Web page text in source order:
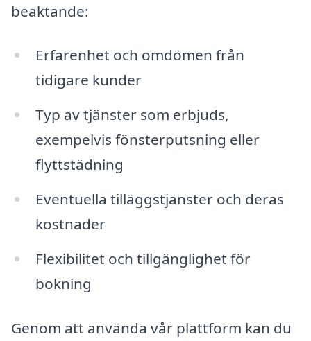
beaktande:
Erfarenhet och omdömen från
tidigare kunder
Typ av tjänster som erbjuds,
exempelvis fönsterputsning eller
flyttstädning
Eventuella tilläggstjänster och deras
kostnader
Flexibilitet och tillgänglighet för
bokning
Genom att använda vår plattform kan du